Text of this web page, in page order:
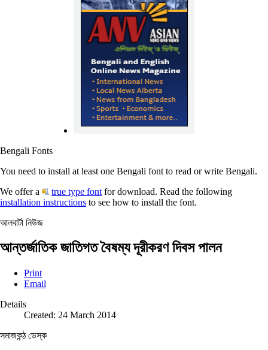
Bengali Fonts
You need to install at least one Bengali font to read or write Bengali.
We offer a
true type font for download. Read the following
installation instructions to see how to install the font.
আলবার্টা নিউজ
আন্তর্জাতিক জাতিগত বৈষম্য দূরীকরণ দিবস পালন
Print
Email
Details
Created: 24 March 2014
সমাজকন্ঠ ডেস্ক